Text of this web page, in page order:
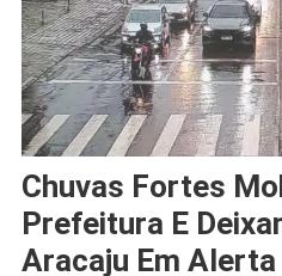
Chuvas Fortes
Prefeitura E
Aracaju Em Alerta